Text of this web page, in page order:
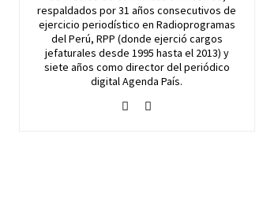
respaldados por 31 años consecutivos de
ejercicio periodístico en Radioprogramas
del Perú, RPP (donde ejerció cargos
jefaturales desde 1995 hasta el 2013) y
siete años como director del periódico
digital Agenda País.